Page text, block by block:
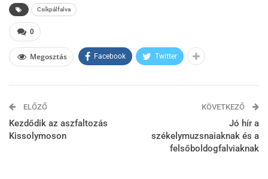
Csíkpálfalva
0
Megosztás Facebook Twitter
ELŐZŐ
Kezdődik az aszfaltozás
Kissolymoson
KÖVETKEZŐ
Jó hír a
székelymuzsnaiaknak és a
felsőboldogfalviaknak